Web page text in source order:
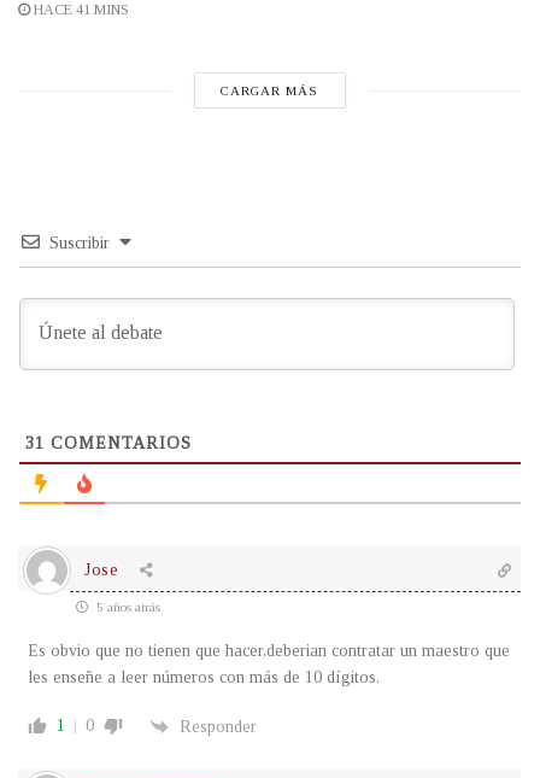
HACE 41 MINS
CARGAR MÁS
Suscribir
31 COMENTARIOS
Jose
5 años atrás
Es obvio que no tienen que hacer,deberian contratar un maestro que
les enseñe a leer números con más de 10 dígitos.
1 0 Responder